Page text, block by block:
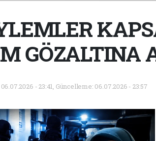
GÖZALTINA
06.07.2026 - 23:41, Güncelleme: 06.07.2026 - 23:57